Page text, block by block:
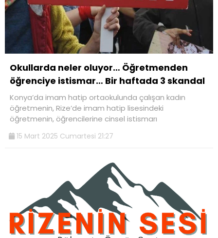
Okullarda neler oluyor… Öğretmenden
öğrenciye istismar… Bir haftada 3 skandal
Konya’da imam hatip ortaokulunda çalışan kadın
öğretmenin, Rize’de imam hatip lisesindeki
öğretmenin, öğrencilerine cinsel istismarı
15 Mart 2025 Cumartesi 21:27